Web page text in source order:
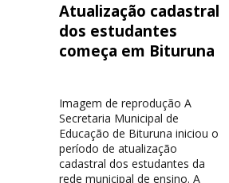
Atualização cadastral
dos estudantes
começa em Bituruna
Imagem de reprodução A
Secretaria Municipal de
Educação de Bituruna iniciou o
período de atualização
cadastral dos estudantes da
rede municipal de ensino. A